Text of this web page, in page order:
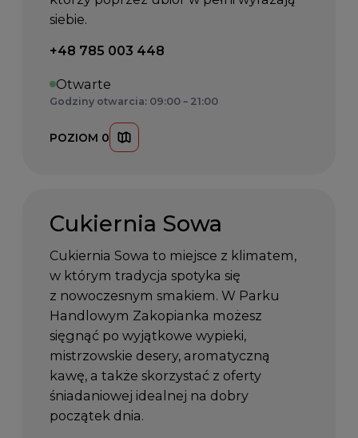
siebie.
Telefon kontaktowy:
+48 785 003 448
Otwarte
Godziny otwarcia: 09:00 – 21:00
POZIOM 0
Cukiernia Sowa
Cukiernia Sowa to miejsce z klimatem,
w którym tradycja spotyka się
z nowoczesnym smakiem. W Parku
Handlowym Zakopianka możesz
sięgnąć po wyjątkowe wypieki,
mistrzowskie desery, aromatyczną
kawę, a także skorzystać z oferty
śniadaniowej idealnej na dobry
początek dnia.